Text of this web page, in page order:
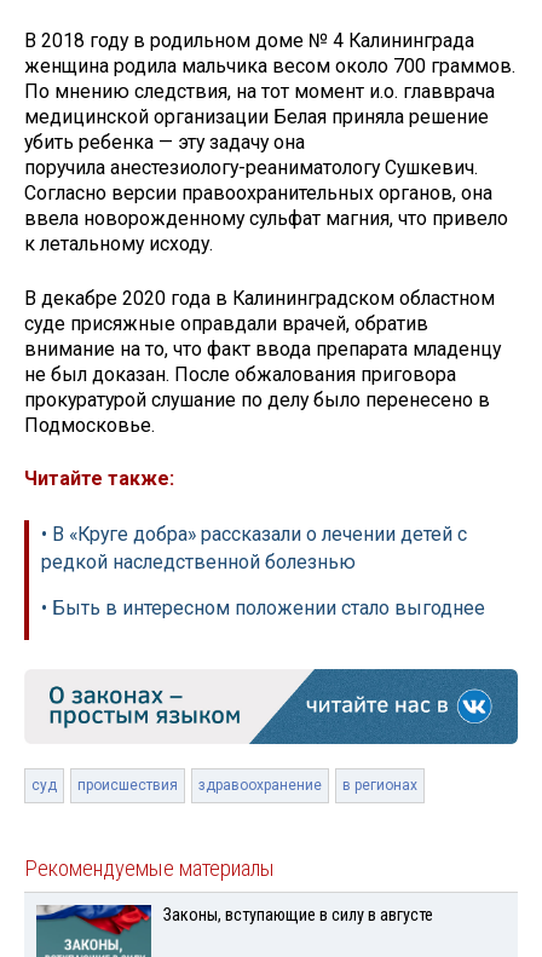
В 2018 году в родильном доме № 4 Калининграда
женщина родила мальчика весом около 700 граммов.
По мнению следствия, на тот момент и.о. главврача
медицинской организации Белая приняла решение
убить ребенка — эту задачу она
поручила анестезиологу-реаниматологу Сушкевич.
Согласно версии правоохранительных органов, она
ввела новорожденному сульфат магния, что привело
к летальному исходу.
В декабре 2020 года в Калининградском областном
суде присяжные оправдали врачей, обратив
внимание на то, что факт ввода препарата младенцу
не был доказан. После обжалования приговора
прокуратурой слушание по делу было перенесено в
Подмосковье.
Читайте также:
• В «Круге добра» рассказали о лечении детей с
редкой наследственной болезнью
• Быть в интересном положении стало выгоднее
суд происшествия здравоохранение в регионах
Рекомендуемые материалы
Законы, вступающие в силу в августе